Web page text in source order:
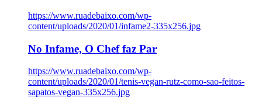
https://www.ruadebaixo.com/wp-
content/uploads/2020/01/infame2-335x256.jpg
No Infame, O Chef faz Par
https://www.ruadebaixo.com/wp-
content/uploads/2020/01/tenis-vegan-rutz-como-sao-feitos-
sapatos-vegan-335x256.jpg